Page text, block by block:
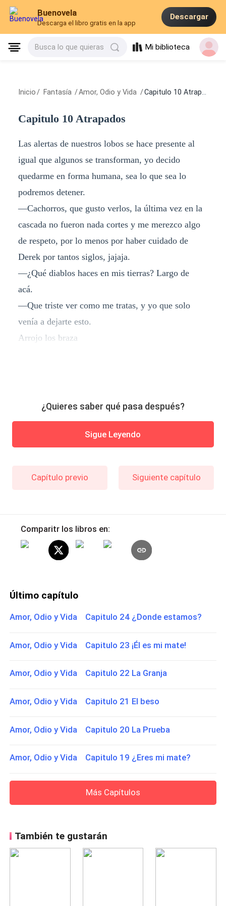
Buenovela
Descarga el libro gratis en la app
Descargar
Busca lo que quieras Mi biblioteca
Inicio / Fantasía /Amor, Odio y Vida /Capitulo 10 Atrapados
Capitulo 10 Atrapados
Las alertas de nuestros lobos se hace presente al
igual que algunos se transforman, yo decido
quedarme en forma humana, sea lo que sea lo
podremos detener.
—Cachorros, que gusto verlos, la última vez en la
cascada no fueron nada cortes y me merezco algo
de respeto, por lo menos por haber cuidado de
Derek por tantos siglos, jajaja.
—¿Qué diablos haces en mis tierras? Largo de
acá.
—Que triste ver como me tratas, y yo que solo
venía a dejarte esto.
Arrojo los braza
¿Quieres saber qué pasa después?
Sigue Leyendo
Capítulo previo Siguiente capítulo
Comparitr los libros en:
Último capítulo
Amor, Odio y Vida Capitulo 24 ¿Donde estamos?
Amor, Odio y Vida Capitulo 23 ¡Él es mi mate!
Amor, Odio y Vida Capitulo 22 La Granja
Amor, Odio y Vida Capitulo 21 El beso
Amor, Odio y Vida Capitulo 20 La Prueba
Amor, Odio y Vida Capitulo 19 ¿Eres mi mate?
Más Capítulos
También te gustarán